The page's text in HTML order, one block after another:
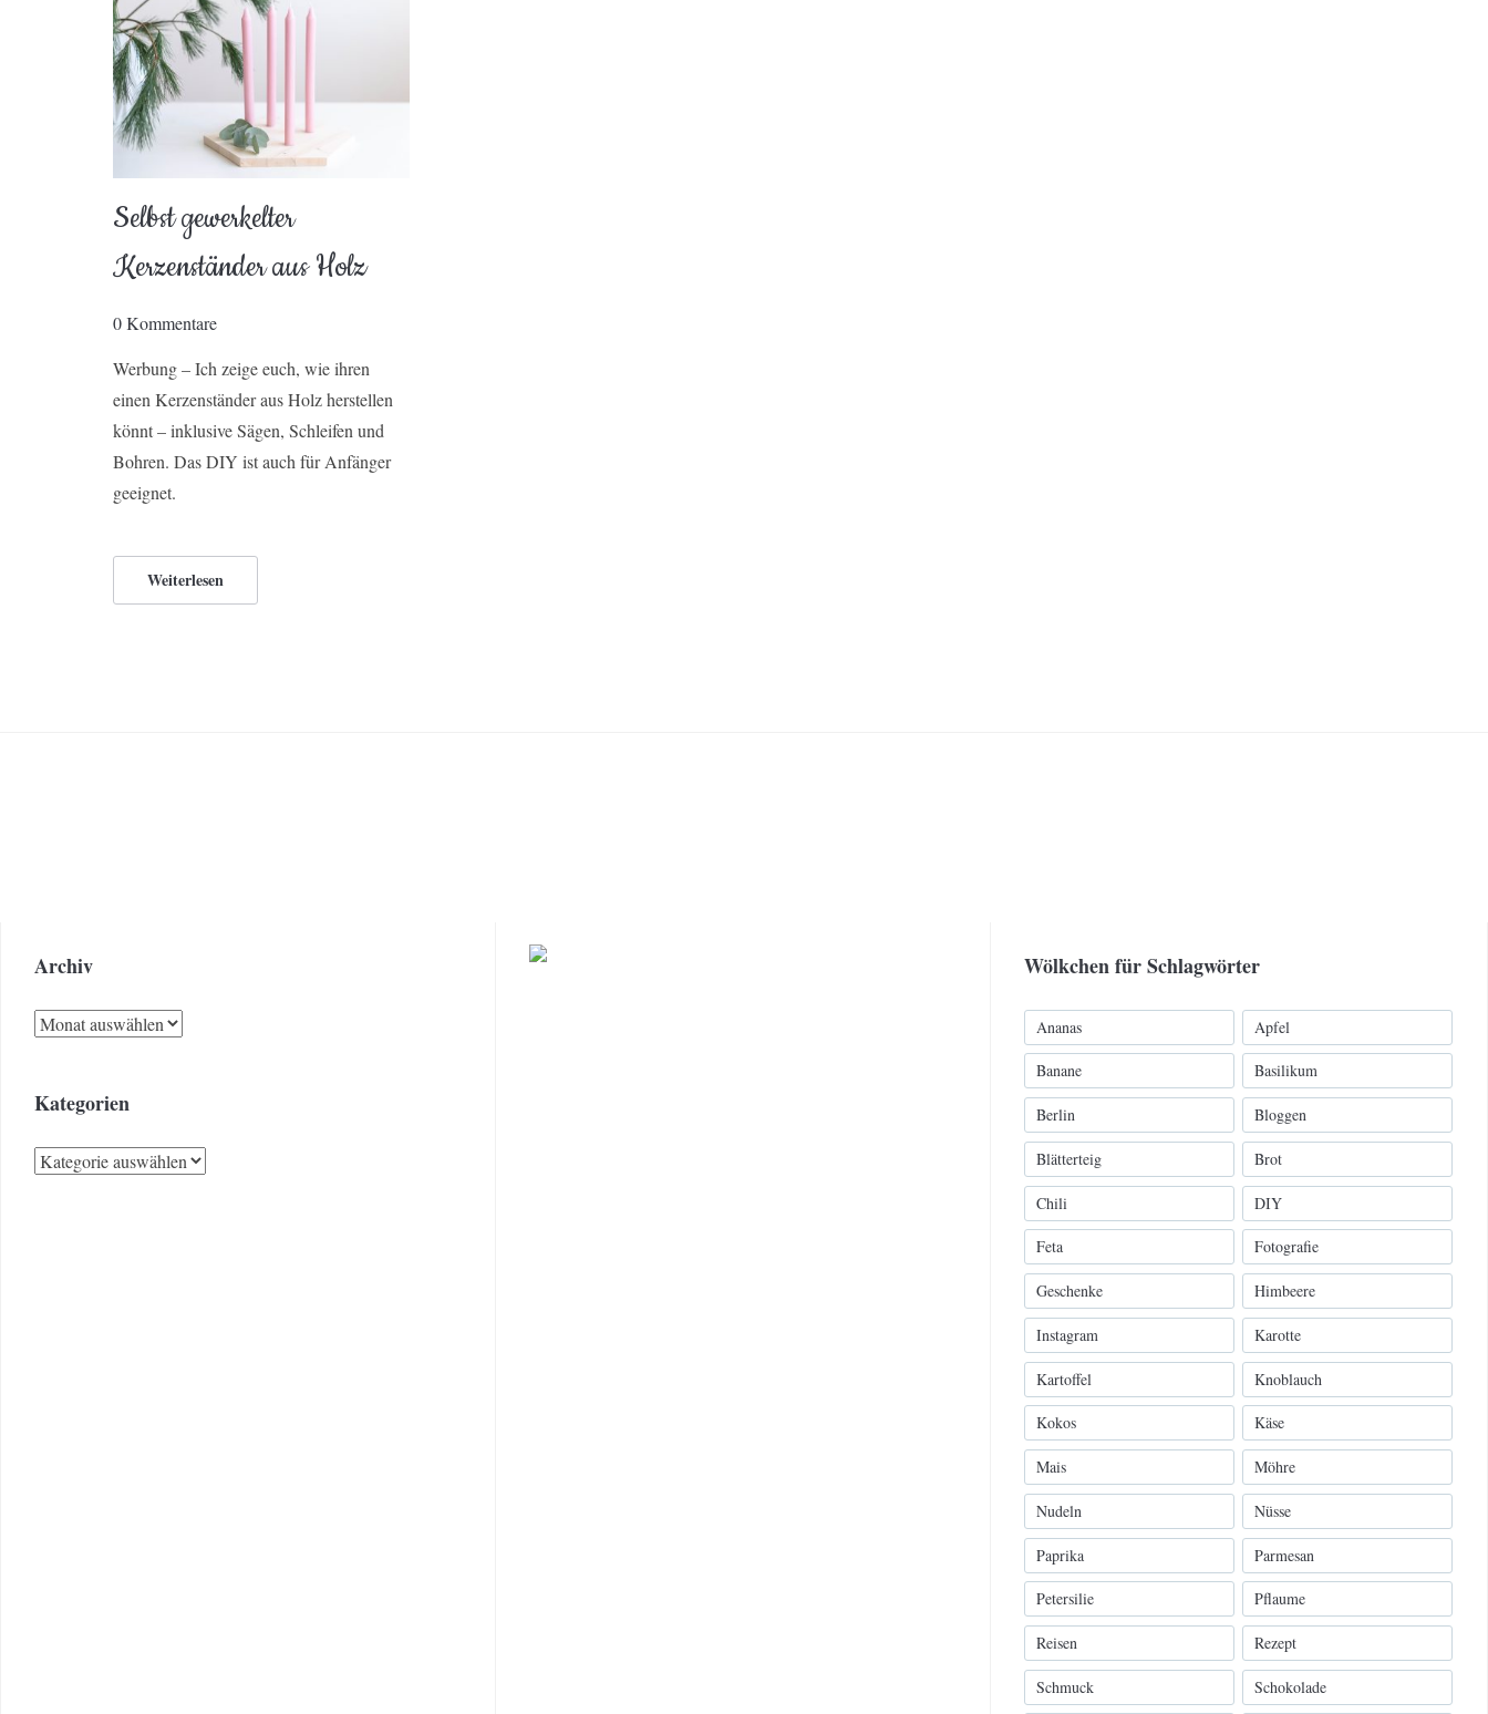
Selbst gewerkelter
Kerzenständer aus Holz
0 Kommentare
Werbung – Ich zeige euch, wie ihren
einen Kerzenständer aus Holz herstellen
könnt – inklusive Sägen, Schleifen und
Bohren. Das DIY ist auch für Anfänger
geeignet.
Weiterlesen
Archiv
Archiv
Kategorien
Kategorien
Wölkchen für Schlagwörter
Ananas Apfel
Banane Basilikum
Berlin Bloggen
Blätterteig Brot
Chili DIY
Feta Fotografie
Geschenke Himbeere
Instagram Karotte
Kartoffel Knoblauch
Kokos Käse
Mais Möhre
Nudeln Nüsse
Paprika Parmesan
Petersilie Pflaume
Reisen Rezept
Schmuck Schokolade